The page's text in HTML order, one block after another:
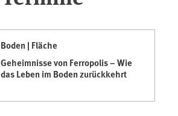
Boden | Fläche
Geheimnisse von Ferropolis – Wie
das Leben im Boden zurückkehrt